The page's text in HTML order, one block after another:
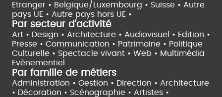
Etranger • Belgique/Luxembourg • Suisse • Autre
pays UE • Autre pays hors UE •
Par secteur d'activité
Art • Design • Architecture • Audiovisuel • Edition •
Presse • Communication • Patrimoine • Politique
Culturelle • Spectacle vivant • Web • Multimédia
Evènementiel
Par famille de métiers
Administration • Gestion • Direction • Architecture
• Décoration • Scénographie • Artistes •